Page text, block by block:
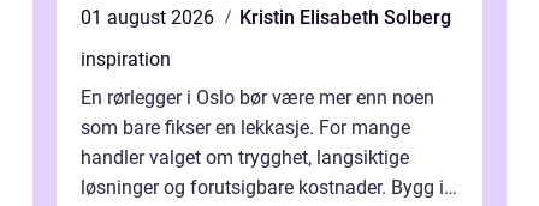
01 august 2026
Kristin Elisabeth Solberg
inspiration
En rørlegger i Oslo bør være mer enn noen
som bare fikser en lekkasje. For mange
handler valget om trygghet, langsiktige
løsninger og forutsigbare kostnader. Bygg i